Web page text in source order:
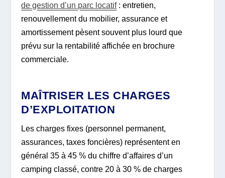
de gestion d’un parc locatif: entretien,
renouvellement du mobilier, assurance et
amortissement pèsent souvent plus lourd que
prévu sur la rentabilité affichée en brochure
commerciale.
MAÎTRISER LES CHARGES
D’EXPLOITATION
Les charges fixes (personnel permanent,
assurances, taxes foncières) représentent en
général 35 à 45 % du chiffre d’affaires d’un
camping classé, contre 20 à 30 % de charges